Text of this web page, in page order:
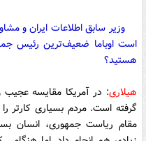
وزیر سابق اطلاعات ایران و
است اوباما ضعیف‌ترین رئیس
هستید؟
هیلاری: در آمریکا مقایسه عجیب
گرفته است. مردم بسیاری کارتر
مقام ریاست جمهوری، انسان